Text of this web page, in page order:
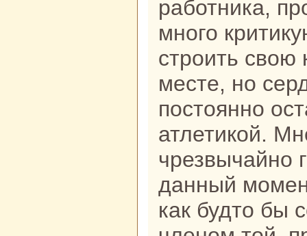
работника,
много
строить свою
месте, но
постоянно
атлетикой.
чрезвычайно
данный
как будто бы